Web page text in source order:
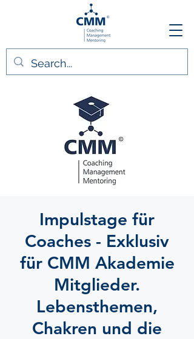
Impulstage für
Coaches - Exklusiv
für CMM Akademie
Mitglieder.
Lebensthemen,
Chakren und die